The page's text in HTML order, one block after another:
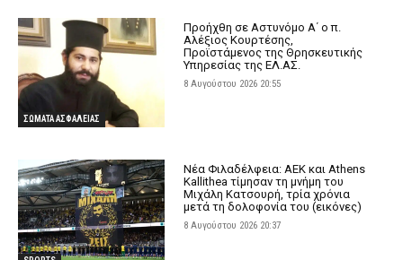
ΣΩΜΑΤΑ ΑΣΦΑΛΕΙΑΣ
Προήχθη σε Αστυνόμο Α΄ ο π.
Αλέξιος Κουρτέσης,
Προϊστάμενος της Θρησκευτικής
Υπηρεσίας της ΕΛ.ΑΣ.
8 Αυγούστου 2026 20:55
Νέα Φιλαδέλφεια: ΑΕΚ και Athens
Kallithea τίμησαν τη μνήμη του
Μιχάλη Κατσουρή, τρία χρόνια
μετά τη δολοφονία του (εικόνες)
8 Αυγούστου 2026 20:37